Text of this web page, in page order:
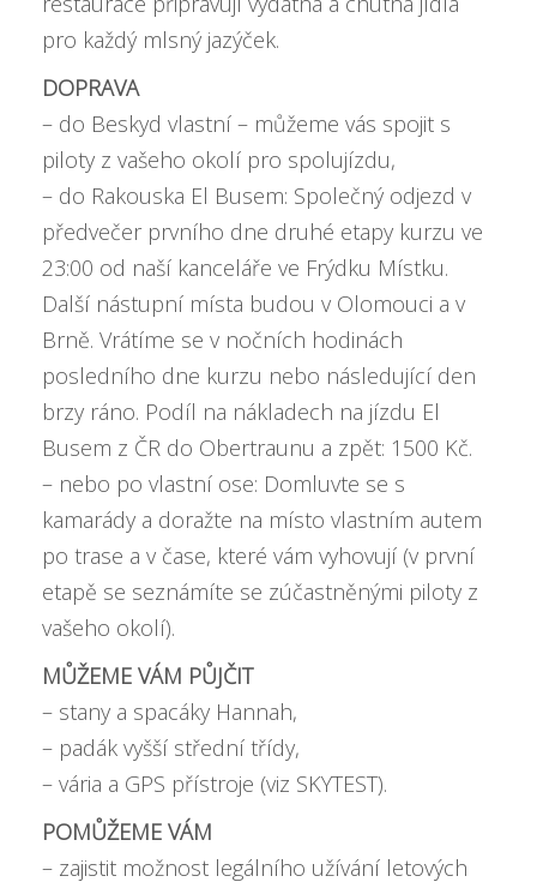
pro každý mlsný jazýček.
DOPRAVA
– do Beskyd vlastní – můžeme vás spojit s
piloty z vašeho okolí pro spolujízdu,
– do Rakouska El Busem: Společný odjezd v
předvečer prvního dne druhé etapy kurzu ve
23:00 od naší kanceláře ve Frýdku Místku.
Další nástupní místa budou v Olomouci a v
Brně. Vrátíme se v nočních hodinách
posledního dne kurzu nebo následující den
brzy ráno. Podíl na nákladech na jízdu El
Busem z ČR do Obertraunu a zpět: 1500 Kč.
– nebo po vlastní ose: Domluvte se s
kamarády a doražte na místo vlastním autem
po trase a v čase, které vám vyhovují (v první
etapě se seznámíte se zúčastněnými piloty z
vašeho okolí).
MŮŽEME VÁM PŮJČIT
– stany a spacáky Hannah,
– padák vyšší střední třídy,
– vária a GPS přístroje (viz SKYTEST).
POMŮŽEME VÁM
– zajistit možnost legálního užívání letových